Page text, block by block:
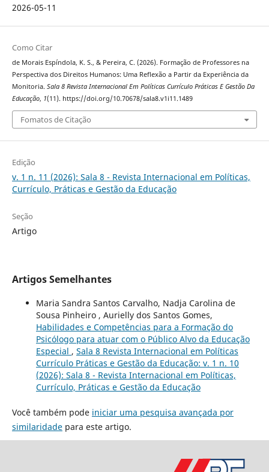
2026-05-11
Como Citar
de Morais Espíndola, K. S., & Pereira, C. (2026). Formação de Professores na
Perspectiva dos Direitos Humanos: Uma Reflexão a Partir da Experiência da
Monitoria. Sala 8 Revista Internacional Em Políticas Currículo Práticas E Gestão Da
Educação, 1(11). https://doi.org/10.70678/sala8.v1i11.1489
Fomatos de Citação
Edição
v. 1 n. 11 (2026): Sala 8 - Revista Internacional em Políticas,
Currículo, Práticas e Gestão da Educação
Seção
Artigo
Artigos Semelhantes
Maria Sandra Santos Carvalho, Nadja Carolina de
Sousa Pinheiro , Aurielly dos Santos Gomes,
Habilidades e Competências para a Formação do
Psicólogo para atuar com o Público Alvo da Educação
Especial , Sala 8 Revista Internacional em Políticas
Currículo Práticas e Gestão da Educação: v. 1 n. 10
(2026): Sala 8 - Revista Internacional em Políticas,
Currículo, Práticas e Gestão da Educação
Você também pode iniciar uma pesquisa avançada por
similaridadepara este artigo.